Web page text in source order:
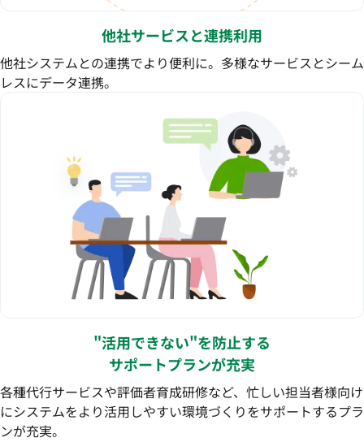
他社サービスと連携利用
他社システムとの連携でより便利に。多様なサービスとシーム
レスにデータ連携。
"活用できない"を防止する
サポートプランが充実
各種代行サービスや評価者育成研修など、忙しい担当者様向け
にシステムをより活用しやすい環境づくりをサポートするプラ
ンが充実。